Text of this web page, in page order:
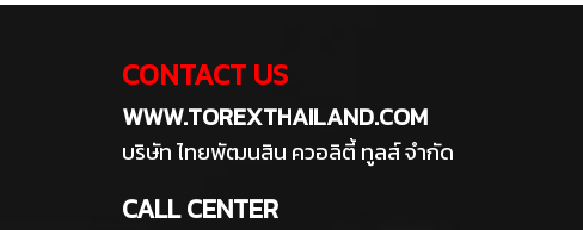
CONTACT US
WWW.TOREXTHAILAND.COM
บริษัท ไทยพัฒนสิน ควอลิตี้ ทูลส์ จำกัด
CALL CENTER